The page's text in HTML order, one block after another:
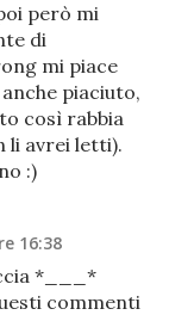
però mi
di
mi piace
piaciuto,
così rabbia
li avrei letti).
:)
16:38
*___*
commenti